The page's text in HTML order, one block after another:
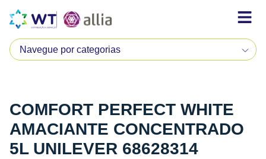
COMFORT PERFECT WHITE
AMACIANTE CONCENTRADO
5L UNILEVER 68628314